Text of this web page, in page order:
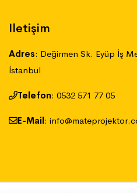
İletişim
Adres: Değirmen Sk. Eyüp İş
İstanbul
Telefon: ‪0532 571 77 05
E-Mail: